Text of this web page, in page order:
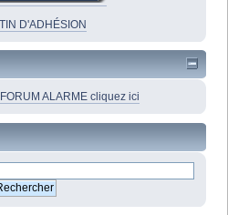
D'ADHÉSION
ALARME cliquez ici